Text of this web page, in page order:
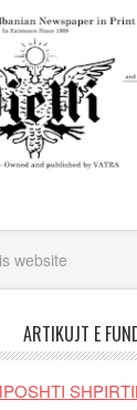
ARTIKUJT E